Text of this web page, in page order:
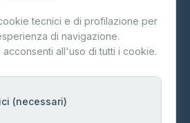
tecnici e di profilazione per
di navigazione.
all'uso di tutti i cookie.
(necessari)